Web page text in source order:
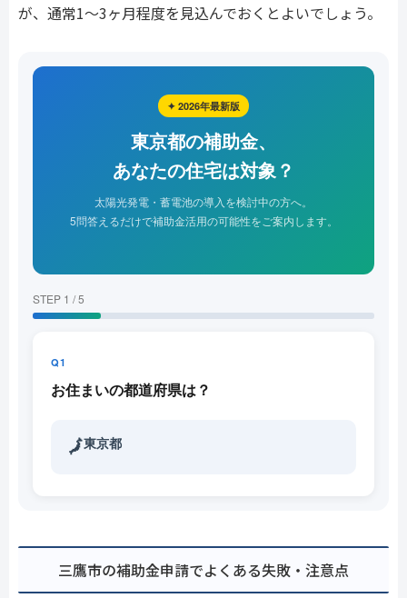
が、通常1〜3ヶ月程度を見込んでおくとよいでしょう。
✦ 2026年最新版
東京都の補助金、
あなたの住宅は対象？
太陽光発電・蓄電池の導入を検討中の方へ。
5問答えるだけで補助金活用の可能性をご案内します。
STEP 1 / 5
Q1
お住まいの都道府県は？
🗾東京都
三鷹市の補助金申請でよくある失敗・注意点